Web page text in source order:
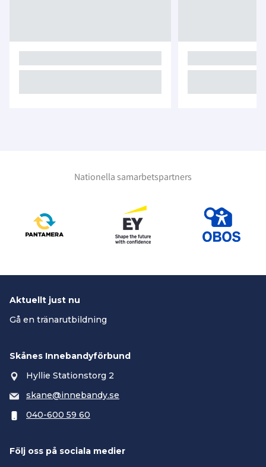
Nationella samarbetspartners
Aktuellt just nu
Gå en tränarutbildning
Skånes Innebandyförbund
Hyllie Stationstorg 2
skane@innebandy.se
040-600 59 60
Följ oss på sociala medier